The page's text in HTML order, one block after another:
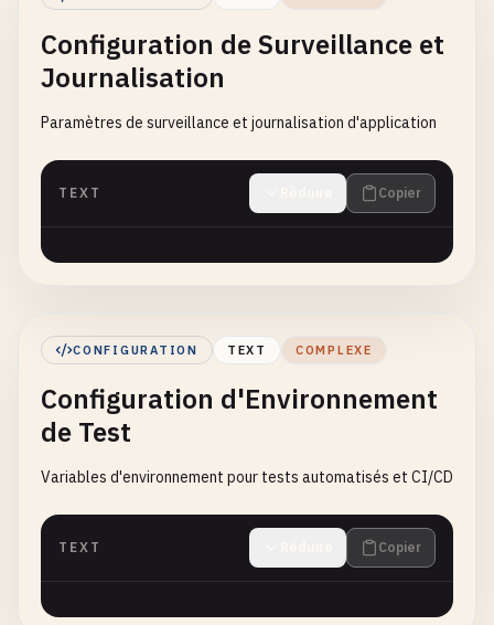
Configuration de Surveillance et
Journalisation
Paramètres de surveillance et journalisation d'application
TEXT Copier
CONFIGURATION TEXT COMPLEXE
Configuration d'Environnement
de Test
Variables d'environnement pour tests automatisés et CI/CD
TEXT Copier